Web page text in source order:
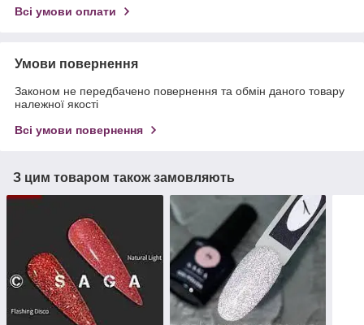
Всі умови оплати
Умови повернення
Законом не передбачено повернення та обмін даного товару
належної якості
Всі умови повернення
З цим товаром також замовляють